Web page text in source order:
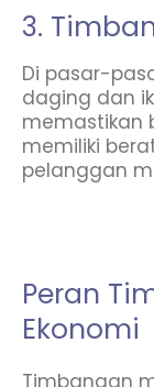
3.
Di pasar-
daging dan
memastikan
memiliki
pelanggan
Peran
Ekonomi